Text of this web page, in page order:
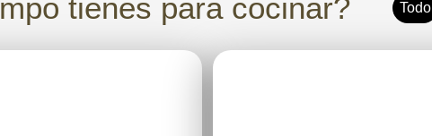
tienes para cocinar? Todo